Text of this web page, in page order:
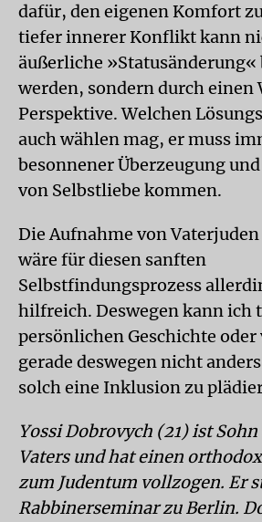
dafür, den eigenen Komfort
tiefer innerer Konflikt kann
äußerliche
werden, sondern durch einen
Perspektive. Welchen
auch wählen mag, er muss
besonnener Überzeugung
von Selbstliebe kommen.
Die Aufnahme von
wäre für diesen sanften
Selbstfindungsprozess
hilfreich. Deswegen kann ich
persönlichen Geschichte
gerade deswegen nicht
solch eine Inklusion zu
Yossi Dobrovych (21) ist
Vaters und hat einen
zum Judentum vollzogen. Er
Rabbinerseminar zu Berlin.